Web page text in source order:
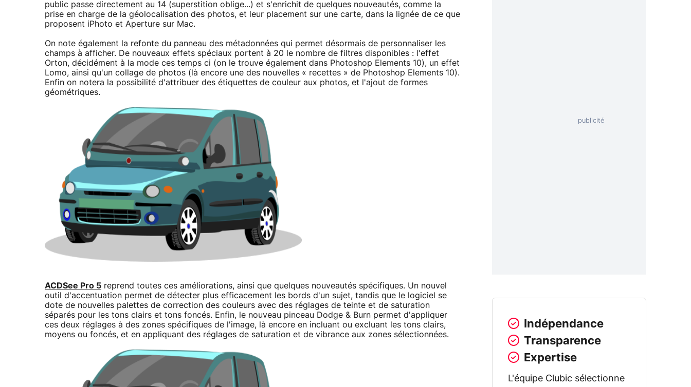
public passe directement au 14 (superstition oblige...) et s'enrichit de quelques nouveautés, comme la
prise en charge de la géolocalisation des photos, et leur placement sur une carte, dans la lignée de ce que
proposent iPhoto et Aperture sur Mac.
On note également la refonte du panneau des métadonnées qui permet désormais de personnaliser les
champs à afficher. De nouveaux effets spéciaux portent à 20 le nombre de filtres disponibles : l'effet
Orton, décidément à la mode ces temps ci (on le trouve également dans Photoshop Elements 10), un effet
Lomo, ainsi qu'un collage de photos (là encore une des nouvelles « recettes » de Photoshop Elements 10).
Enfin on notera la possibilité d'attribuer des étiquettes de couleur aux photos, et l'ajout de formes
géométriques.
ACDSee Pro 5 reprend toutes ces améliorations, ainsi que quelques nouveautés spécifiques. Un nouvel
outil d'accentuation permet de détecter plus efficacement les bords d'un sujet, tandis que le logiciel se
dote de nouvelles palettes de correction des couleurs avec des réglages de teinte et de saturation
séparés pour les tons clairs et tons foncés. Enfin, le nouveau pinceau Dodge & Burn permet d'appliquer
ces deux réglages à des zones spécifiques de l'image, là encore en incluant ou excluant les tons clairs,
moyens ou foncés, et en appliquant des réglages de saturation et de vibrance aux zones sélectionnées.
Indépendance
Transparence
Expertise
L'équipe Clubic sélectionne